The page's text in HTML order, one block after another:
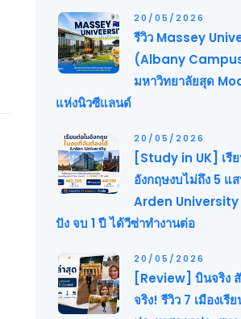
20/05/2026
รีวิว Massey
(Albany
มหาวิทยาลัยสุด
แห่งนิวซีแลนด์
20/05/2026
[Study in UK] เรี
อังกฤษงบไม่ถึง 5 แ
Arden University
ปัง จบ 1 ปี ได้วีซ่าทำงานต่อ
20/05/2026
[Review] บินจริง
จริง! รีวิว 7 เมืองเรี